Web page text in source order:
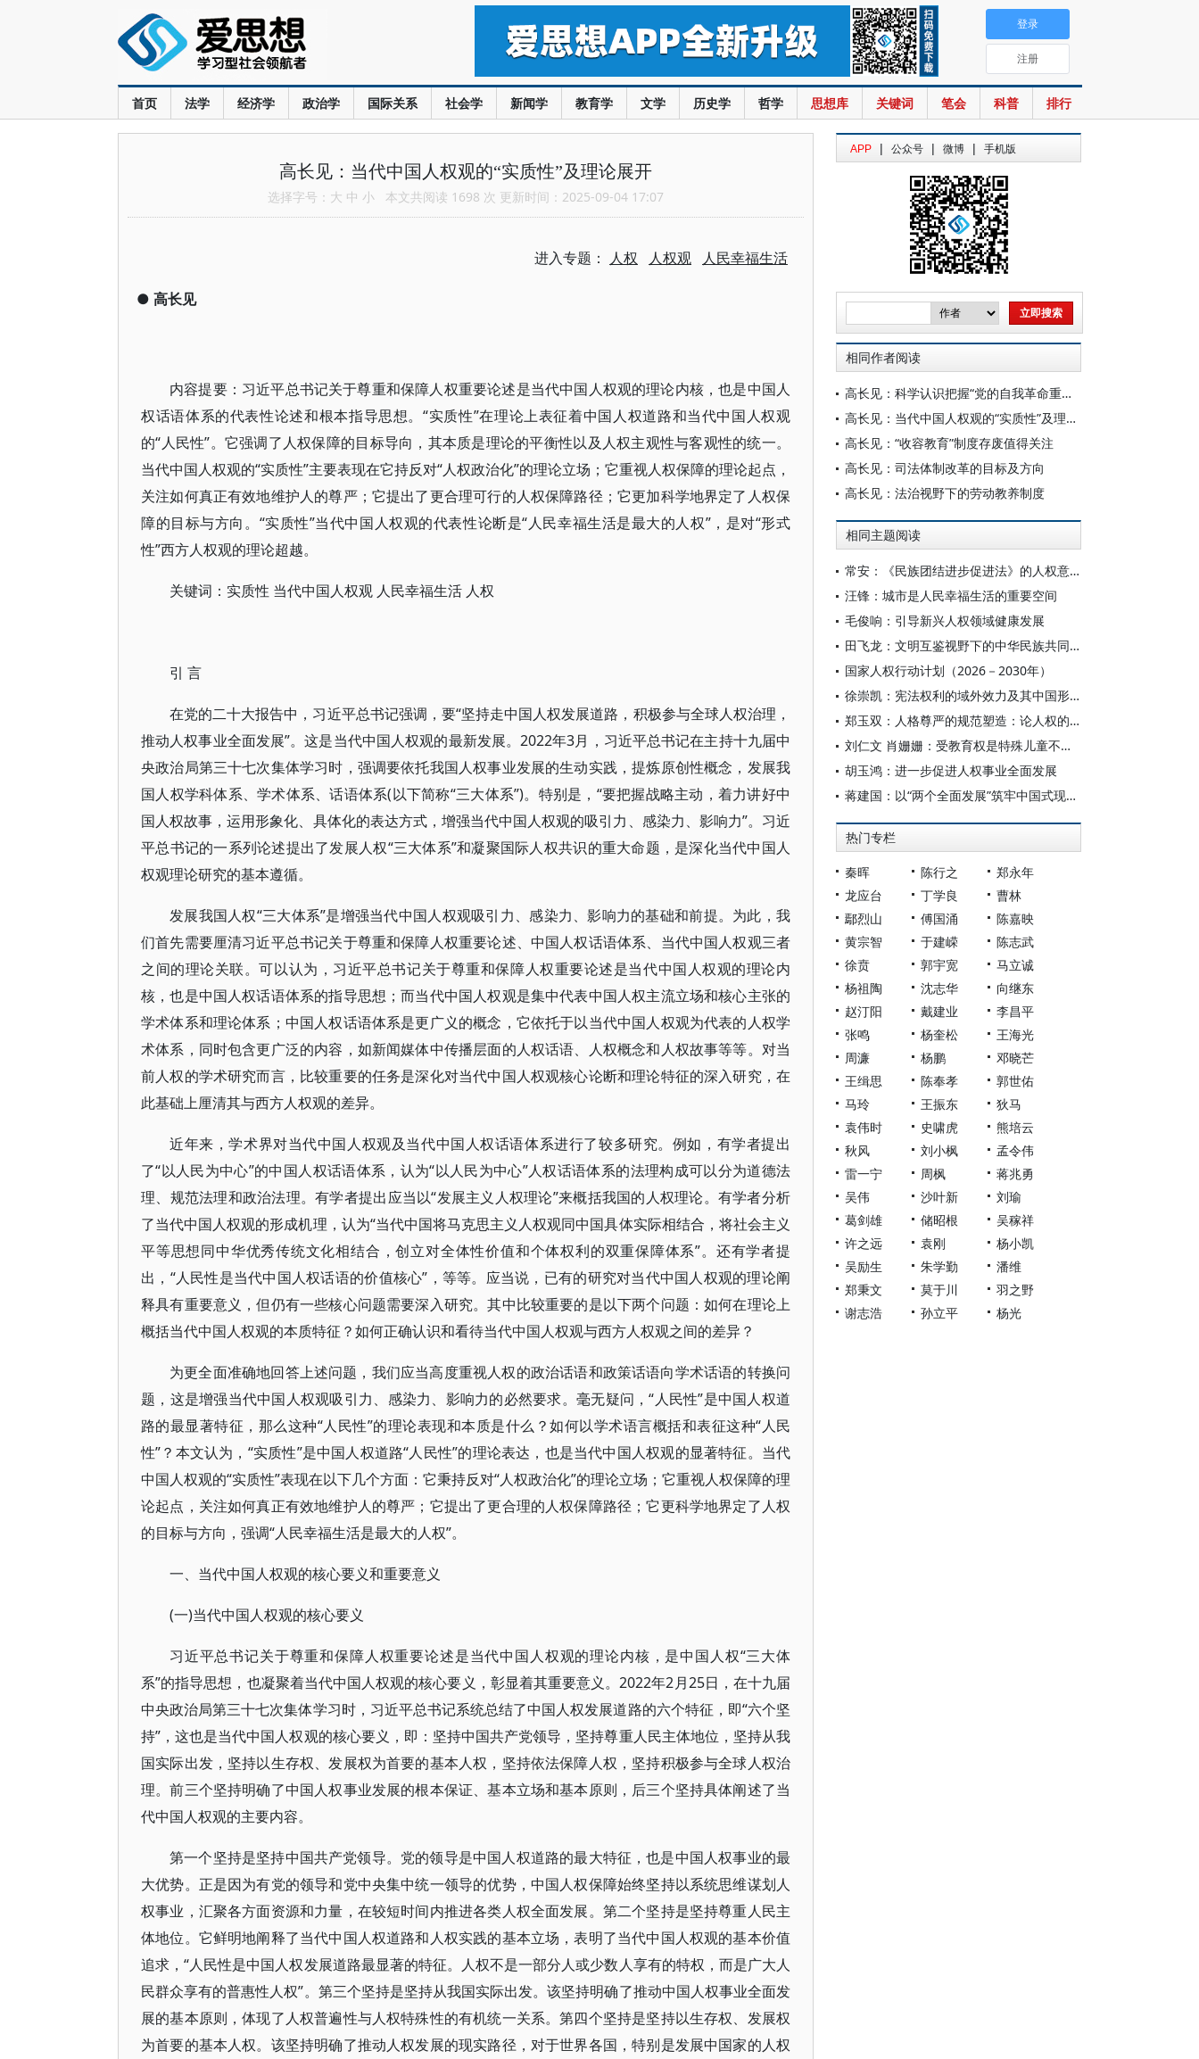
首页 法学 经济学 政治学 国际关系 社会学 新闻学 教育学 文学 历史学 哲学 思想库 关键词 笔会 科普 排行
登录
注册
高长见：当代中国人权观的“实质性”及理论展开
选择字号： 大 中 小 本文共阅读 1698 次 更新时间：2025-09-04 17:07
进入专题： 人权 人权观 人民幸福生活
● 高长见
内容提要：习近平总书记关于尊重和保障人权重要论述是当代中国人权观的理论内核，也是中国人
权话语体系的代表性论述和根本指导思想。“实质性”在理论上表征着中国人权道路和当代中国人权观
的“人民性”。它强调了人权保障的目标导向，其本质是理论的平衡性以及人权主观性与客观性的统一。
当代中国人权观的“实质性”主要表现在它持反对“人权政治化”的理论立场；它重视人权保障的理论起点，
关注如何真正有效地维护人的尊严；它提出了更合理可行的人权保障路径；它更加科学地界定了人权保
障的目标与方向。“实质性”当代中国人权观的代表性论断是“人民幸福生活是最大的人权”，是对“形式
性”西方人权观的理论超越。
关键词：实质性 当代中国人权观 人民幸福生活 人权
引 言
在党的二十大报告中，习近平总书记强调，要“坚持走中国人权发展道路，积极参与全球人权治理，
推动人权事业全面发展”。这是当代中国人权观的最新发展。2022年3月，习近平总书记在主持十九届中
央政治局第三十七次集体学习时，强调要依托我国人权事业发展的生动实践，提炼原创性概念，发展我
国人权学科体系、学术体系、话语体系(以下简称“三大体系”)。特别是，“要把握战略主动，着力讲好中
国人权故事，运用形象化、具体化的表达方式，增强当代中国人权观的吸引力、感染力、影响力”。习近
平总书记的一系列论述提出了发展人权“三大体系”和凝聚国际人权共识的重大命题，是深化当代中国人
权观理论研究的基本遵循。
发展我国人权“三大体系”是增强当代中国人权观吸引力、感染力、影响力的基础和前提。为此，我
们首先需要厘清习近平总书记关于尊重和保障人权重要论述、中国人权话语体系、当代中国人权观三者
之间的理论关联。可以认为，习近平总书记关于尊重和保障人权重要论述是当代中国人权观的理论内
核，也是中国人权话语体系的指导思想；而当代中国人权观是集中代表中国人权主流立场和核心主张的
学术体系和理论体系；中国人权话语体系是更广义的概念，它依托于以当代中国人权观为代表的人权学
术体系，同时包含更广泛的内容，如新闻媒体中传播层面的人权话语、人权概念和人权故事等等。对当
前人权的学术研究而言，比较重要的任务是深化对当代中国人权观核心论断和理论特征的深入研究，在
此基础上厘清其与西方人权观的差异。
近年来，学术界对当代中国人权观及当代中国人权话语体系进行了较多研究。例如，有学者提出
了“以人民为中心”的中国人权话语体系，认为“以人民为中心”人权话语体系的法理构成可以分为道德法
理、规范法理和政治法理。有学者提出应当以“发展主义人权理论”来概括我国的人权理论。有学者分析
了当代中国人权观的形成机理，认为“当代中国将马克思主义人权观同中国具体实际相结合，将社会主义
平等思想同中华优秀传统文化相结合，创立对全体性价值和个体权利的双重保障体系”。还有学者提
出，“人民性是当代中国人权话语的价值核心”，等等。应当说，已有的研究对当代中国人权观的理论阐
释具有重要意义，但仍有一些核心问题需要深入研究。其中比较重要的是以下两个问题：如何在理论上
概括当代中国人权观的本质特征？如何正确认识和看待当代中国人权观与西方人权观之间的差异？
为更全面准确地回答上述问题，我们应当高度重视人权的政治话语和政策话语向学术话语的转换问
题，这是增强当代中国人权观吸引力、感染力、影响力的必然要求。毫无疑问，“人民性”是中国人权道
路的最显著特征，那么这种“人民性”的理论表现和本质是什么？如何以学术语言概括和表征这种“人民
性”？本文认为，“实质性”是中国人权道路“人民性”的理论表达，也是当代中国人权观的显著特征。当代
中国人权观的“实质性”表现在以下几个方面：它秉持反对“人权政治化”的理论立场；它重视人权保障的理
论起点，关注如何真正有效地维护人的尊严；它提出了更合理的人权保障路径；它更科学地界定了人权
的目标与方向，强调“人民幸福生活是最大的人权”。
一、当代中国人权观的核心要义和重要意义
(一)当代中国人权观的核心要义
习近平总书记关于尊重和保障人权重要论述是当代中国人权观的理论内核，是中国人权“三大体
系”的指导思想，也凝聚着当代中国人权观的核心要义，彰显着其重要意义。2022年2月25日，在十九届
中央政治局第三十七次集体学习时，习近平总书记系统总结了中国人权发展道路的六个特征，即“六个坚
持”，这也是当代中国人权观的核心要义，即：坚持中国共产党领导，坚持尊重人民主体地位，坚持从我
国实际出发，坚持以生存权、发展权为首要的基本人权，坚持依法保障人权，坚持积极参与全球人权治
理。前三个坚持明确了中国人权事业发展的根本保证、基本立场和基本原则，后三个坚持具体阐述了当
代中国人权观的主要内容。
第一个坚持是坚持中国共产党领导。党的领导是中国人权道路的最大特征，也是中国人权事业的最
大优势。正是因为有党的领导和党中央集中统一领导的优势，中国人权保障始终坚持以系统思维谋划人
权事业，汇聚各方面资源和力量，在较短时间内推进各类人权全面发展。第二个坚持是坚持尊重人民主
体地位。它鲜明地阐释了当代中国人权道路和人权实践的基本立场，表明了当代中国人权观的基本价值
追求，“人民性是中国人权发展道路最显著的特征。人权不是一部分人或少数人享有的特权，而是广大人
民群众享有的普惠性人权”。第三个坚持是坚持从我国实际出发。该坚持明确了推动中国人权事业全面发
展的基本原则，体现了人权普遍性与人权特殊性的有机统一关系。第四个坚持是坚持以生存权、发展权
为首要的基本人权。该坚持明确了推动人权发展的现实路径，对于世界各国，特别是发展中国家的人权
APP | 公众号 | 微博 | 手机版
相同作者阅读
高长见：科学认识把握“党的自我革命重在治权”
高长见：当代中国人权观的“实质性”及理论展开
高长见：“收容教育”制度存废值得关注
高长见：司法体制改革的目标及方向
高长见：法治视野下的劳动教养制度
相同主题阅读
常安：《民族团结进步促进法》的人权意义
汪锋：城市是人民幸福生活的重要空间
毛俊响：引导新兴人权领域健康发展
田飞龙：文明互鉴视野下的中华民族共同体人权观及其世界意义
国家人权行动计划（2026－2030年）
徐崇凯：宪法权利的域外效力及其中国形态
郑玉双：人格尊严的规范塑造：论人权的法理证成
刘仁文 肖姗姗：受教育权是特殊儿童不可剥夺的基本人权
胡玉鸿：进一步促进人权事业全面发展
蒋建国：以“两个全面发展”筑牢中国式现代化人权根基
热门专栏
秦晖 陈行之
郑永年
龙应台
丁学良
曹林
鄢烈山
傅国涌
陈嘉映
黄宗智
于建嵘
陈志武
徐贲
郭宇宽
马立诚
杨祖陶
沈志华
向继东
赵汀阳
戴建业
李昌平
张鸣
杨奎松
王海光
周濂
杨鹏
邓晓芒
王缉思
陈奉孝
郭世佑
马玲
王振东
狄马
袁伟时
史啸虎
熊培云
秋风
刘小枫
孟令伟
雷一宁
周枫
蒋兆勇
吴伟
沙叶新
刘瑜
葛剑雄
储昭根
吴稼祥
许之远
袁刚
杨小凯
吴励生
朱学勤
潘维
郑秉文
莫于川
羽之野
谢志浩
孙立平 杨光